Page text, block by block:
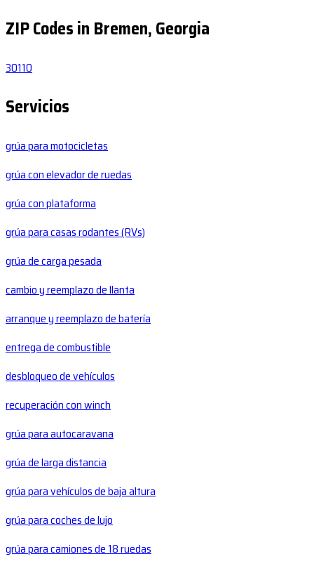
ZIP Codes in Bremen, Georgia
30110
Servicios
grúa para motocicletas
grúa con elevador de ruedas
grúa con plataforma
grúa para casas rodantes (RVs)
grúa de carga pesada
cambio y reemplazo de llanta
arranque y reemplazo de batería
entrega de combustible
desbloqueo de vehículos
recuperación con winch
grúa para autocaravana
grúa de larga distancia
grúa para vehículos de baja altura
grúa para coches de lujo
grúa para camiones de 18 ruedas